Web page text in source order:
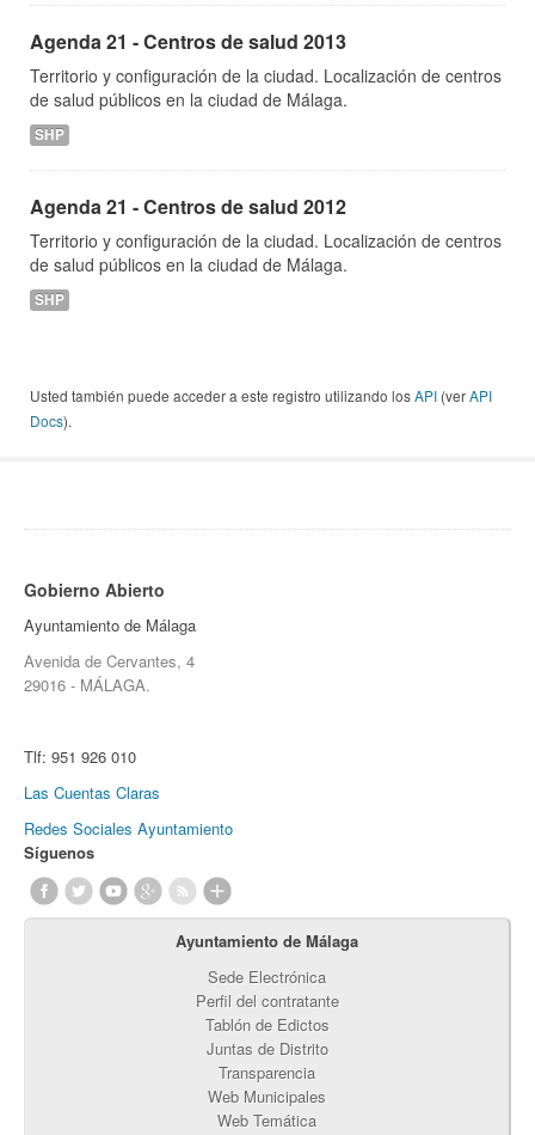
Agenda 21 - Centros de salud 2013
Territorio y configuración de la ciudad. Localización de centros
de salud públicos en la ciudad de Málaga.
SHP
Agenda 21 - Centros de salud 2012
Territorio y configuración de la ciudad. Localización de centros
de salud públicos en la ciudad de Málaga.
SHP
Usted también puede acceder a este registro utilizando losAPI (verAPI
Docs).
Gobierno Abierto
Ayuntamiento de Málaga
Avenida de Cervantes, 4
29016 - MÁLAGA.
Tlf: 951 926 010
Las Cuentas Claras
Redes Sociales Ayuntamiento
Síguenos
Ayuntamiento de Málaga
Sede Electrónica
Perfil del contratante
Tablón de Edictos
Juntas de Distrito
Transparencia
Web Municipales
Web Temática